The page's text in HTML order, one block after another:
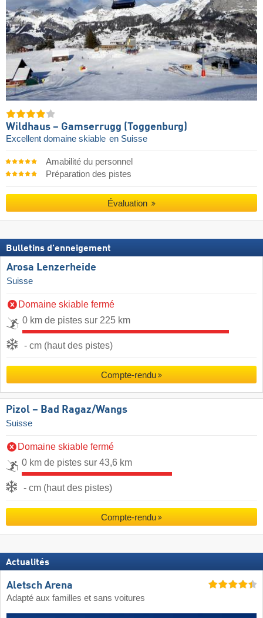
Wildhaus – Gamserrugg (Toggenburg)
Excellent domaine skiable en Suisse
Amabilité du personnel
Préparation des pistes
Évaluation
Bulletins d'enneigement
Arosa Lenzerheide
Suisse
Domaine skiable fermé
0 km de pistes sur 225 km
- cm (haut des pistes)
Compte-rendu
Pizol – Bad Ragaz/​Wangs
Suisse
Domaine skiable fermé
0 km de pistes sur 43,6 km
- cm (haut des pistes)
Compte-rendu
Actualités
Aletsch Arena
Adapté aux familles et sans voitures